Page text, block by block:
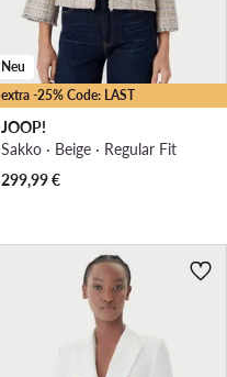
extra -25% Code: LAST
Neu
JOOP!
Sakko · Beige · Regular Fit
299,99€